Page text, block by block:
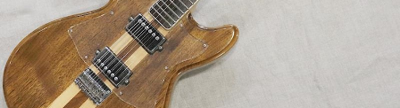
管楽器